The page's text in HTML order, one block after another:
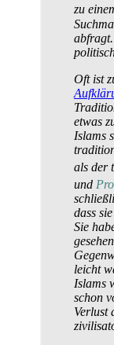
zu
Oft ist
etwas
Islams
als der
und
dass
Sie
leicht
Islams
schon
Verlust